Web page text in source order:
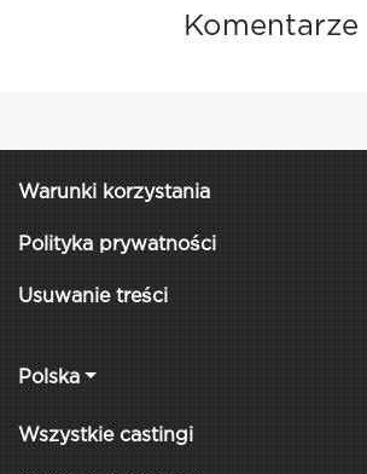
Komentarze
Warunki korzystania
Polityka prywatności
Usuwanie treści
Polska
Wszystkie castingi